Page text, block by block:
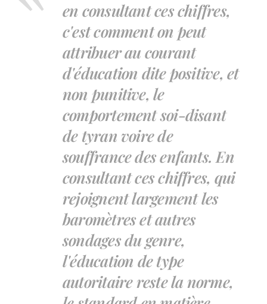
en consultant ces chiffres,
c'est comment on peut
attribuer au courant
d'éducation dite positive, et
non punitive, le
comportement soi-disant
de tyran voire de
souffrance des enfants. En
consultant ces chiffres, qui
rejoignent largement les
baromètres et autres
sondages du genre,
l'éducation de type
autoritaire reste la norme,